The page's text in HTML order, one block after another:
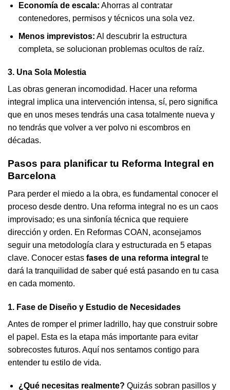
Economía de escala: Ahorras al contratar
contenedores, permisos y técnicos una sola vez.
Menos imprevistos: Al descubrir la estructura
completa, se solucionan problemas ocultos de raíz.
3. Una Sola Molestia
Las obras generan incomodidad. Hacer una reforma
integral implica una intervención intensa, sí, pero significa
que en unos meses tendrás una casa totalmente nueva y
no tendrás que volver a ver polvo ni escombros en
décadas.
Pasos para planificar tu Reforma Integral en
Barcelona
Para perder el miedo a la obra, es fundamental conocer el
proceso desde dentro. Una reforma integral no es un caos
improvisado; es una sinfonía técnica que requiere
dirección y orden. En Reformas COAN, aconsejamos
seguir una metodología clara y estructurada en 5 etapas
clave. Conocer estas fases de una reforma integral te
dará la tranquilidad de saber qué está pasando en tu casa
en cada momento.
1. Fase de Diseño y Estudio de Necesidades
Antes de romper el primer ladrillo, hay que construir sobre
el papel. Esta es la etapa más importante para evitar
sobrecostes futuros. Aquí nos sentamos contigo para
entender tu estilo de vida.
¿Qué necesitas realmente? Quizás sobran pasillos y